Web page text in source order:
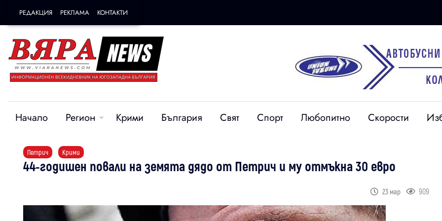
РЕДАКЦИЯ РЕКЛАМА КОНТАКТИ
Начало Регион Крими България Свят Спорт Любопитно Скорости
Петрич Крими
44-годишен повали на земята дядо от Петрич и му отмъкна 30 евро
23 мар 909